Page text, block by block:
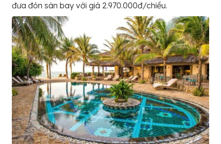
đưa đón sân bay với giá 2.970.000đ/chiều.